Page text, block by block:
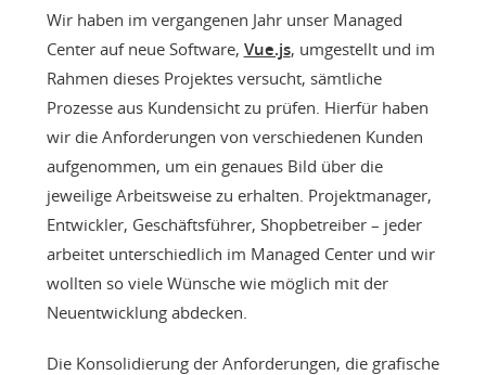
Wir haben im vergangenen Jahr unser Managed
Center auf neue Software, Vue.js, umgestellt und im
Rahmen dieses Projektes versucht, sämtliche
Prozesse aus Kundensicht zu prüfen. Hierfür haben
wir die Anforderungen von verschiedenen Kunden
aufgenommen, um ein genaues Bild über die
jeweilige Arbeitsweise zu erhalten. Projektmanager,
Entwickler, Geschäftsführer, Shopbetreiber – jeder
arbeitet unterschiedlich im Managed Center und wir
wollten so viele Wünsche wie möglich mit der
Neuentwicklung abdecken.
Die Konsolidierung der Anforderungen, die grafische